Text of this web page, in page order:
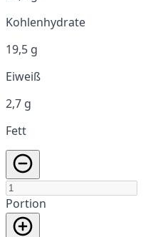
Kohlenhydrate
19,5 g
Eiweiß
2,7 g
Fett
Portion